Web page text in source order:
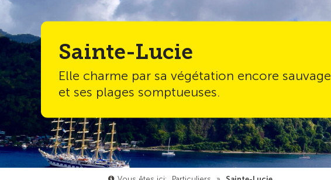
Sainte-Lucie
Elle charme par sa végétation encore sauvage
et ses plages somptueuses.